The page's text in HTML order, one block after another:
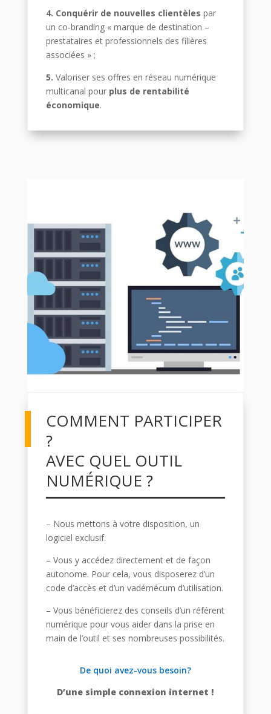
4. Conquérir de nouvelles clientèles par
un co-branding « marque de destination –
prestataires et professionnels des filières
associées » ;
5. Valoriser ses offres en réseau numérique
multicanal pour plus de rentabilité
économique.
COMMENT PARTICIPER
?
AVEC QUEL OUTIL
NUMÉRIQUE ?
– Nous mettons à votre disposition, un
logiciel exclusif.
– Vous y accédez directement et de façon
autonome. Pour cela, vous disposerez d’un
code d’accès et d’un vadémécum d’utilisation.
– Vous bénéficierez des conseils d’un référent
numérique pour vous aider dans la prise en
main de l’outil et ses nombreuses possibilités.
De quoi avez-vous besoin?
D’une simple connexion internet !